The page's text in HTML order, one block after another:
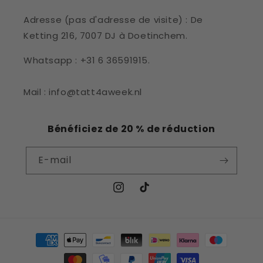
Adresse (pas d'adresse de visite) : De
Ketting 216, 7007 DJ à Doetinchem.
Whatsapp : +31 6 36591915.
Mail : info@tatt4aweek.nl
Bénéficiez de 20 % de réduction
E-mail
Instagram
TikTok
Moyens